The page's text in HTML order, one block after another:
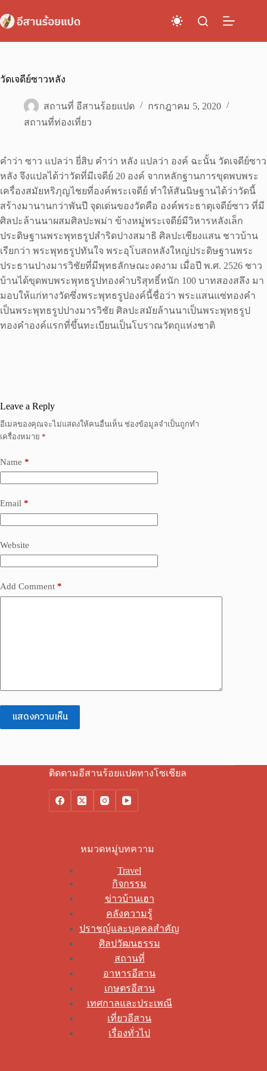
to
content
วัดเจดีย์ซาวหลัง
สถานที่ อีสานร้อยแปด
กรกฎาคม 5, 2020
สถานที่ท่องเที่ยว
คำว่า ซาว แปลว่า ยี่สิบ คำว่า หลัง แปลว่า องค์ ฉะนั้น วัดเจดีย์ซาว
หลัง จึงแปลได้ว่าวัดที่มีเจดีย์ 20 องค์ จากหลักฐานการขุดพบพระ
เครื่องสมัยหริภุญไชยที่องค์พระเจดีย์ ทำให้สันนิษฐานได้ว่าวัดนี้
สร้างมานานกว่าพันปี จุดเด่นของวัดคือ องค์พระธาตุเจดีย์ซาว ที่มี
ศิลปะล้านนาผสมศิลปะพม่า ข้างหมู่พระเจดีย์มีวิหารหลังเล็ก
ประดิษฐานพระพุทธรูปสำริดปางสมาธิ ศิลปะเชียงแสน ชาวบ้าน
เรียกว่า พระพุทธรูปทันใจ พระอุโบสถหลังใหญ่ประดิษฐานพระ
ประธานปางมารวิชัยที่มีพุทธลักษณะงดงาม เมื่อปี พ.ศ. 2526 ชาว
บ้านได้ขุดพบพระพุทธรูปทองคำบริสุทธิ์หนัก 100 บาทสองสลึง มา
มอบให้แก่ทางวัดซึ่งพระพุทธรูปองค์นี้ชื่อว่า พระแสนแซ่ทองคำ
เป็นพระพุทธรูปปางมารวิชัย ศิลปะสมัยล้านนาเป็นพระพุทธรูป
ทองคำองค์แรกที่ขึ้นทะเบียนเป็นโบราณวัตถุแห่งชาติ
Leave a Reply
อีเมลของคุณจะไม่แสดงให้คนอื่นเห็น ช่องข้อมูลจำเป็นถูกทำ
เครื่องหมาย *
Name *
Email *
Website
Add Comment *
แสดงความเห็น
ติดตามอีสานร้อยแปดทางโซเชียล
หมวดหมู่บทความ
Travel
กิจกรรม
ข่าวบ้านเฮา
คลังความรู้
ปราชญ์และบุคคลสำคัญ
ศิลปวัฒนธรรม
สถานที่
อาหารอีสาน
เกษตรอีสาน
เทศกาลและประเพณี
เที่ยวอีสาน
เรื่องทั่วไป